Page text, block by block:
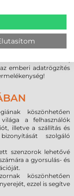
a vonalkódokat,
sőt még a
táblagépek és a
papírmunka, kézi
emberi adatrögzítés
köszönhetően
a felhasználók
illetve a szállítás és
szolgáló
szenzorok lehetővé
a gyorsulás- és
köszönhetően
ezzel is segítve